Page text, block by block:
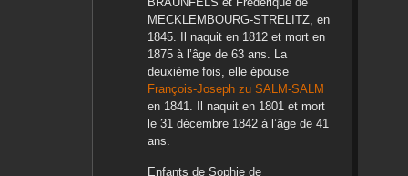
MECKLEMBOURG-STRELITZ, en
1845. Il naquit en 1812et mort en
1875à l’âge de 63 ans. La
deuxième fois, elle épouse
François-Josephzu SALM-SALM
en 1841. Il naquit en 1801et mort
le 31 décembre 1842à l’âge de 41
ans.
Enfants de Sophiede